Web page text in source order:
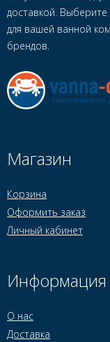
доставкой. Выберите
для вашей ванной
брендов.
Магазин
Корзина
Оформить заказ
Личный кабинет
Информация
О нас
Доставка